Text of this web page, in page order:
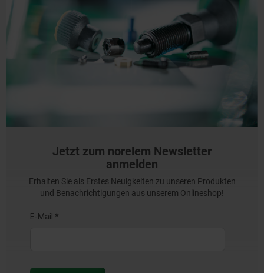
Jetzt zum norelem Newsletter
anmelden
Erhalten Sie als Erstes Neuigkeiten zu unseren Produkten
und Benachrichtigungen aus unserem Onlineshop!